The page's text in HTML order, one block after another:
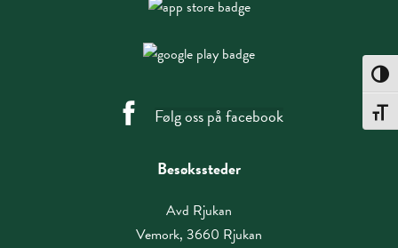
Følg oss på facebook
Besøkssteder
Avd Rjukan
Vemork, 3660 Rjukan